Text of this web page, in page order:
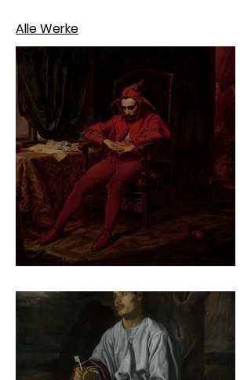
Alle Werke